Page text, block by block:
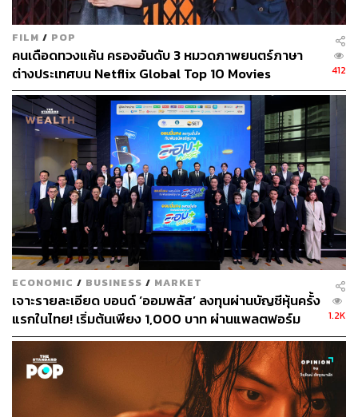
สำหรับเรื่องความโปร่งใสด้านตัวเลขของ Disney+ ยังคงเป็น
รอง Netflix ถึงแม้ว่าจะได้เปรียบเรื่องราคาที่ถูกกว่าและโต
เร็วกว่าในกลุ่มลูกค้าของ Disney+ แต่บริษัทก็ไม่ได้เปิดเผยผล
ประกอบการในระดับของภูมิภาค โดยตามรายงานเมื่อวันที่ 2
กรกฎาคมที่ผ่านมา ระบุว่า การเติบโตของ Disney+ ค่อนข้าง
ซบเซาในแถบสหรัฐอเมริกาและเเคนาดา
ผู้เล่นที่มาแรงอีกเจ้าคือ HBO และ HBO Max ของค่าย
WarnerMedia มียอดผู้ใช้งาน 63.9 ล้านคนทั่วโลก ในจำนวน
นี้เป็นชาวอเมริกันกว่า 44.2 ล้านคน ARPU อยู่ที่ 11.72
ดอลลาร์สหรัฐต่อเดือน (ราว 377 บาท) อย่างไรก็ดี ตัวเลขผู้ใช้
งานยังคงมีความทับซ้อนกันใน HBO และ HBO Max ทาง
WarnerMedia จึงเลือกเปิดเผยตัวเลข ARPU ที่ถือว่าค่อนข้าง
สูงเมื่อเทียบกับคู่แข่งมาเป็นตัวชูโรงดึงดูดนักลงทุนเเทน
คู่ต่อสู้ที่มีศักยภาพสูงอีกรายคือ Discovery บริษัทสื่อที่โดด
เด่นเรื่องการทำสารคดี ให้ข้อมูลว่ามียอดผู้ใช้งานจำนวน 15
ล้านคน ในทุกช่องบริการ โดยกว่า 13 ล้านคน คือผู้ใช้งาน
Discovery+ และ ARPU อยู่ที่ 7 ดอลลาร์สหรัฐต่อเดือน (ราว
FILM / POP
คนเดือดทวงแค้น ครองอันดับ 3 หมวดภาพยนตร์ภาษา
ต่างประเทศบน Netflix Global Top 10 Movies
412
ECONOMIC / BUSINESS / MARKET
เจาะรายละเอียด บอนด์ ‘ออมพลัส’ ลงทุนผ่านบัญชีหุ้นครั้ง
แรกในไทย! เริ่มต้นเพียง 1,000 บาท ผ่านแพลตฟอร์ม
Bond Connect ก่อนเปิดจองซื้อ 3-5 ส.ค.นี้
1.2K